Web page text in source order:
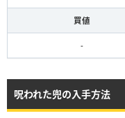
買値
-
呪われた兜の入手方法